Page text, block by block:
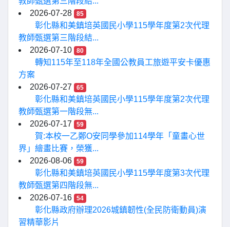
2026-07-28
85
彰化縣和美鎮培英國民小學115學年度第2次代理
教師甄選第三階段結...
2026-07-10
80
轉知115年至118年全國公教員工旅遊平安卡優惠
方案
2026-07-27
65
彰化縣和美鎮培英國民小學115學年度第2次代理
教師甄選第一階段無...
2026-07-17
59
賀:本校一乙鄭O安同學參加114學年「童畫心世
界」繪畫比賽，榮獲...
2026-08-06
59
彰化縣和美鎮培英國民小學115學年度第3次代理
教師甄選第四階段無...
2026-07-16
54
彰化縣政府辦理2026城鎮韌性(全民防衛動員)演
習精華影片